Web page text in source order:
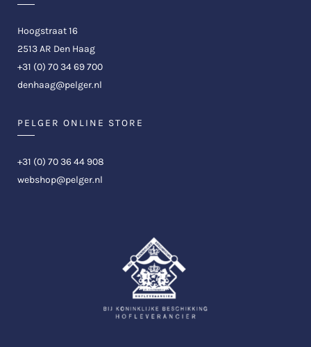
Hoogstraat 16
2513 AR Den Haag
+31 (0) 70 34 69 700
denhaag@pelger.nl
PELGER ONLINE STORE
+31 (0) 70 36 44 908
webshop@pelger.nl